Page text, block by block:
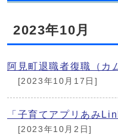
2023年10月
阿見町退職者復職（カ
[2023年10月17日]
「子育てアプリあみ
[2023年10月2日]